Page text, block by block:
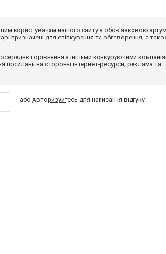
користувачам нашого сайту з обов'язковою
призначені для спілкування та обговорення, а
порівняння з іншими конкуруючими
посилань на сторонні інтернет-ресурси; реклама та
або Авторизуйтесь для написання відгуку